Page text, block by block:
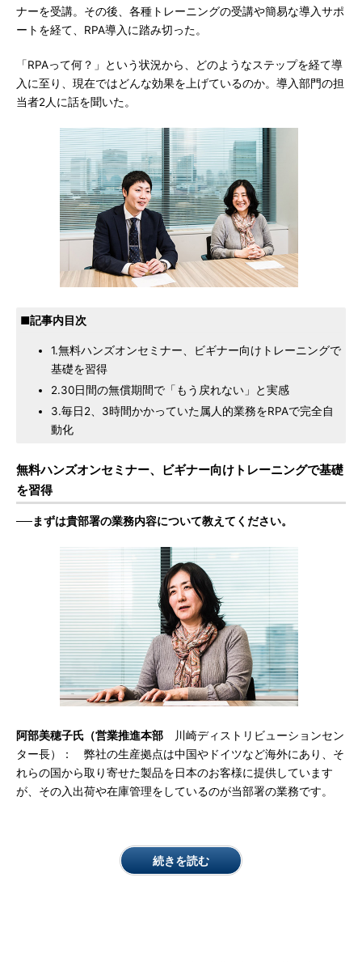
ナーを受講。その後、各種トレーニングの受講や簡易な導入サポ
ートを経て、RPA導入に踏み切った。
「RPAって何？」という状況から、どのようなステップを経て導
入に至り、現在ではどんな効果を上げているのか。導入部門の担
当者2人に話を聞いた。
■記事内目次
1.無料ハンズオンセミナー、ビギナー向けトレーニングで
基礎を習得
2.30日間の無償期間で「もう戻れない」と実感
3.毎日2、3時間かかっていた属人的業務をRPAで完全自
動化
無料ハンズオンセミナー、ビギナー向けトレーニングで基礎
を習得
──まずは貴部署の業務内容について教えてください。
阿部美穂子氏（営業推進本部 川崎ディストリビューションセン
ター長）： 弊社の生産拠点は中国やドイツなど海外にあり、そ
れらの国から取り寄せた製品を日本のお客様に提供しています
が、その入出荷や在庫管理をしているのが当部署の業務です。
続きを読む